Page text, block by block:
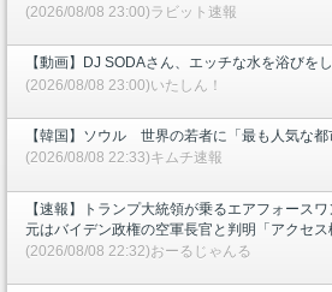
(2026/08/08 23:00)ラビット速報
【動画】DJ SODAさん、エッチな水を浴びを
(2026/08/08 23:00)いたしん！
【韓国】ソウル 世界の若者に「最も人気な
(2026/08/08 22:33)キムチ速報
【速報】トランプ大統領が乗るエアフォース
元はバイデン政権の空軍長官と判明「アクセス
(2026/08/08 22:32)おーるじゃんる